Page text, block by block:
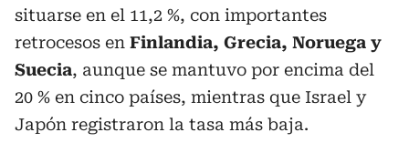
situarse en el 11,2 %, con importantes
retrocesos en Finlandia, Grecia, Noruega y
Suecia, aunque se mantuvo por encima del
20 % en cinco países, mientras que Israel y
Japón registraron la tasa más baja.